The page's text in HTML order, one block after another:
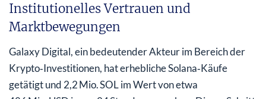
Institutionelles Vertrauen und
Marktbewegungen
Galaxy Digital, ein bedeutender Akteur im Bereich der
Krypto‑Investitionen, hat erhebliche Solana‑Käufe
getätigt und 2,2 Mio. SOL im Wert von etwa